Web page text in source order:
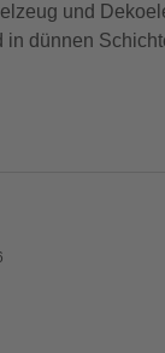
und
dünnen